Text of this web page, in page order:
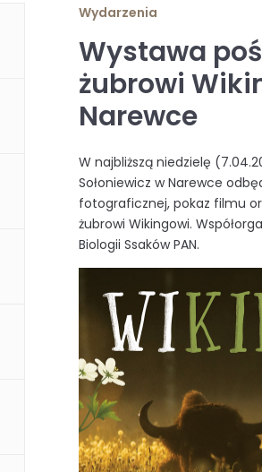
Wydarzenia
Wystawa
żubrowi
Narewce
W najbliższą niedzielę
Sołoniewicz w Narewce
fotograficznej, pokaz filmu
żubrowi Wikingowi.
Biologii Ssaków PAN.